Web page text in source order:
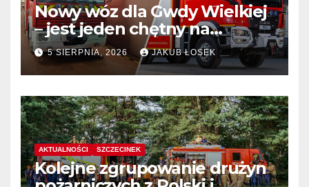
Nowy wóz dla Gwdy Wielkiej
– jest jeden chętny na
dostawę
5 SIERPNIA, 2026 JAKUB ŁOSEK
AKTUALNOŚCI SZCZECINEK
Kolejne zgrupowanie drużyn